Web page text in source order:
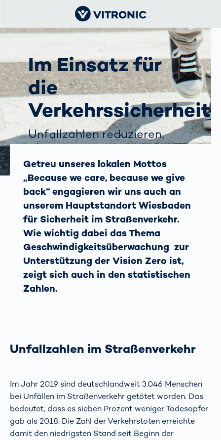
Im Einsatz für
die
Verkehrssicherheit
Unfallzahlen reduzieren,
schützen, das ist unser Ziel.
Getreu unseres lokalen Mottos
„Because we care, because we give
back“ engagieren wir uns auch an
unserem Hauptstandort Wiesbaden
für Sicherheit im Straßenverkehr.
Wie wichtig dabei das Thema
Geschwindigkeitsüberwachung zur
Unterstützung der Vision Zero ist,
zeigt sich auch in den statistischen
Zahlen.
Unfallzahlen im Straßenverkehr
Im Jahr 2019 sind deutschlandweit 3.046 Menschen
bei Unfällen im Straßenverkehr getötet worden. Das
bedeutet, dass es sieben Prozent weniger Todesopfer
gab als 2018. Die Zahl der Verkehrstoten erreichte
damit den niedrigsten Stand seit Beginn der